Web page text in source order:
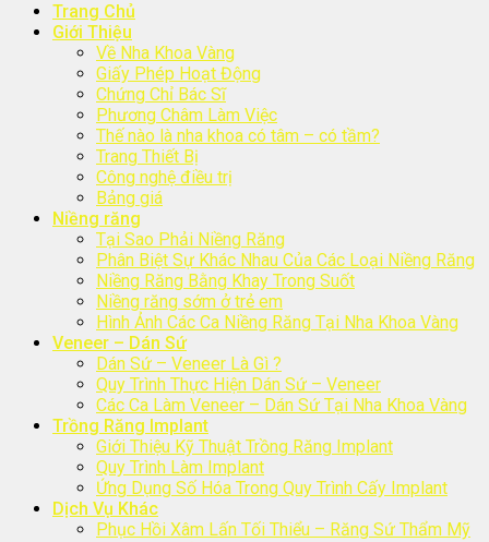
Trang Chủ
Giới Thiệu
Về Nha Khoa Vàng
Giấy Phép Hoạt Động
Chứng Chỉ Bác Sĩ
Phương Châm Làm Việc
Thế nào là nha khoa có tâm – có tầm?
Trang Thiết Bị
Công nghệ điều trị
Bảng giá
Niềng răng
Tại Sao Phải Niềng Răng
Phân Biệt Sự Khác Nhau Của Các Loại Niềng Răng
Niềng Răng Bằng Khay Trong Suốt
Niềng răng sớm ở trẻ em
Hình Ảnh Các Ca Niềng Răng Tại Nha Khoa Vàng
Veneer – Dán Sứ
Dán Sứ – Veneer Là Gì ?
Quy Trình Thực Hiện Dán Sứ – Veneer
Các Ca Làm Veneer – Dán Sứ Tại Nha Khoa Vàng
Trồng Răng Implant
Giới Thiệu Kỹ Thuật Trồng Răng Implant
Quy Trình Làm Implant
Ứng Dụng Số Hóa Trong Quy Trình Cấy Implant
Dịch Vụ Khác
Phục Hồi Xâm Lấn Tối Thiểu – Răng Sứ Thẩm Mỹ